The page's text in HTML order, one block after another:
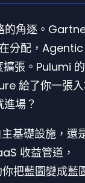
的角逐。
分配，
張。Pulumi 的
給了你一張入
場？
基礎設施，還
收益管道，
把藍圖變成藍